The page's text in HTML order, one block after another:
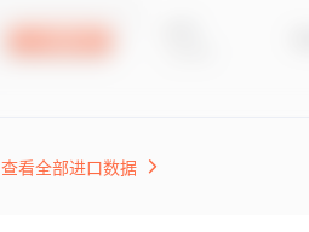
查看全部进口数据